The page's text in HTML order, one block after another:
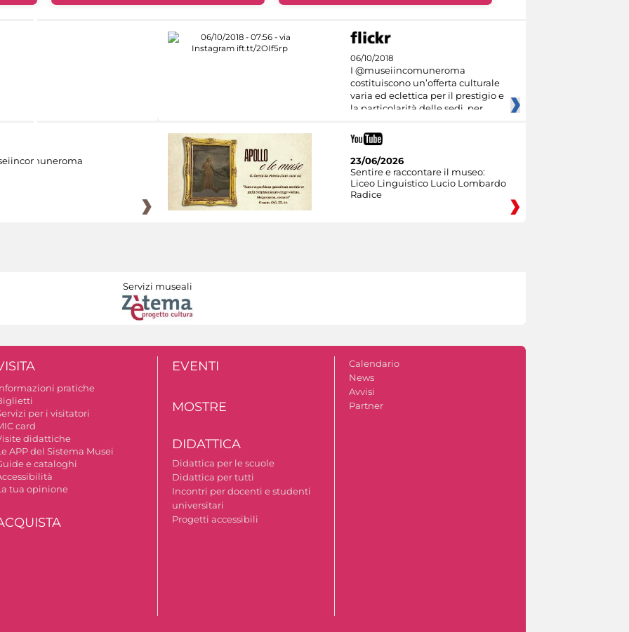
06/10/2018
I @museiincomuneroma
costituiscono un’offerta culturale
varia ed eclettica per il prestigio e
la particolarità delle sedi, per
23/06/2026
Sentire e raccontare il museo:
Liceo Linguistico Lucio Lombardo
Radice
Servizi museali
pratiche
per i visitatori
card
didattiche
APP del Sistema Musei
e cataloghi
tua opinione
EVENTI
MOSTRE
DIDATTICA
Didattica per le scuole
Didattica per tutti
Incontri per docenti e studenti
universitari
Progetti accessibili
Calendario
News
Avvisi
Partner